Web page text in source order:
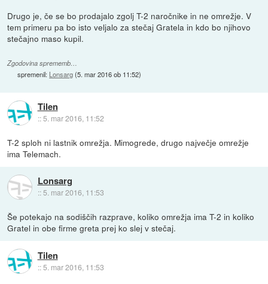
Drugo je, če se bo prodajalo zgolj T-2 naročnike in ne omrežje. V
tem primeru pa bo isto veljalo za stečaj Gratela in kdo bo njihovo
stečajno maso kupil.
Zgodovina sprememb…
spremenil: Lonsarg(5. mar 2016 ob 11:52)
Tilen
::5. mar 2016, 11:52
T-2 sploh ni lastnik omrežja. Mimogrede, drugo največje omrežje
ima Telemach.
Lonsarg
:: 5. mar 2016, 11:53
Še potekajo na sodiščih razprave, koliko omrežja ima T-2 in koliko
Gratel in obe firme greta prej ko slej v stečaj.
Tilen
::5. mar 2016, 11:53